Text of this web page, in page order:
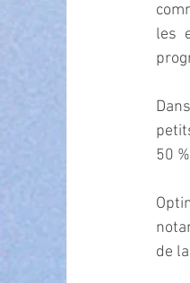
les
50
de